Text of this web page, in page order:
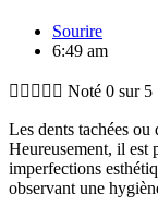
Sourire
6:49 am
     Noté 0 sur 5
Les dents tachées ou
Heureusement, il est
imperfections
observant une